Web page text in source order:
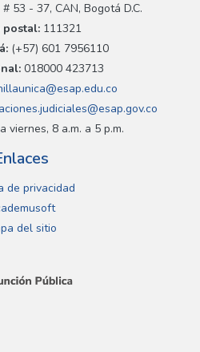
53 - 37, CAN, Bogotá D.C.
postal: 111321
(+57) 601 7956110
018000 423713
viernes, 8 a.m. a 5 p.m.
de privacidad
del sitio